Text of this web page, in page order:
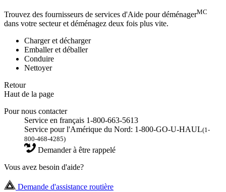
Trouvez des fournisseurs de services d'Aide pour déménagerMC
dans votre secteur et déménagez deux fois plus vite.
Charger et décharger
Emballer et déballer
Conduire
Nettoyer
Retour
Haut de la page
Pour nous contacter
Service en français 1-800-663-5613
Service pour l'Amérique du Nord: 1-800-GO-U-HAUL(1-
800-468-4285)
Demander à être rappelé
Vous avez besoin d'aide?
Demande d'assistance routière